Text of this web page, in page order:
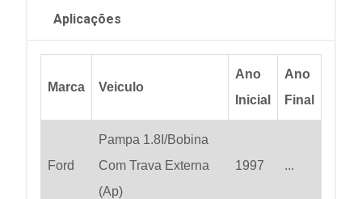
Aplicações
Marca Veiculo
Ano
Inicial
Ano
Final
Ford
Pampa 1.8I/Bobina
Com Trava Externa
(Ap)
1997 ...